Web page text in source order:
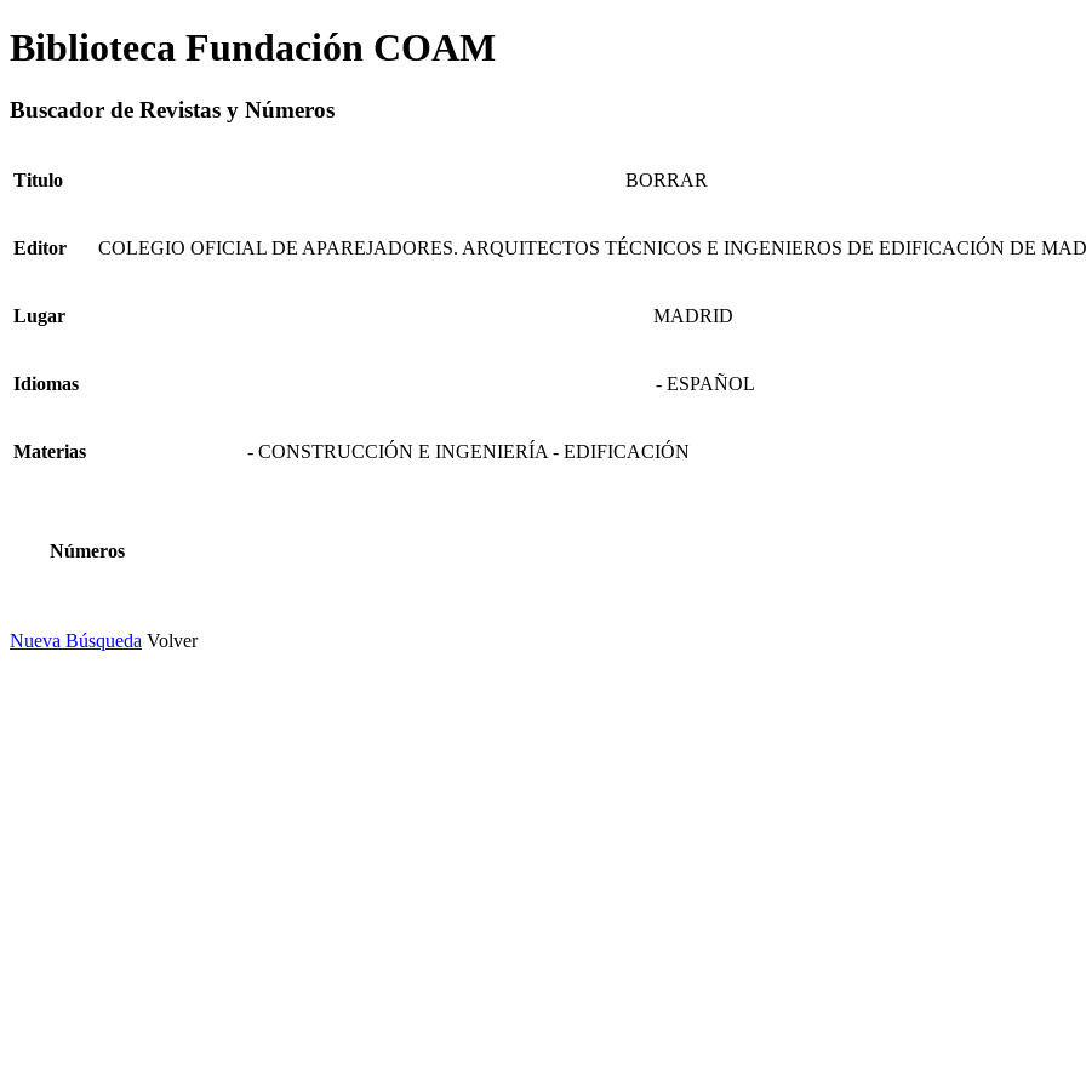
Biblioteca Fundación COAM
Buscador de Revistas y Números
Titulo BORRAR
Editor COLEGIO OFICIAL DE APAREJADORES. ARQUITECTOS TÉCNICOS E INGENIEROS DE EDIFICACIÓN DE
Lugar MADRID
Idiomas - ESPAÑOL
Materias - CONSTRUCCIÓN E INGENIERÍA - EDIFICACIÓN
Números
Nueva Búsqueda Volver